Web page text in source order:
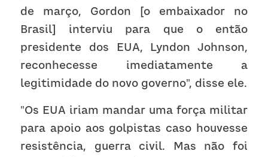
de março, Gordon [o embaixador no
Brasil] interviu para que o então
presidente dos EUA, Lyndon Johnson,
reconhecesse imediatamente a
legitimidade do novo governo", disse ele.
"Os EUA iriam mandar uma força militar
para apoio aos golpistas caso houvesse
resistência, guerra civil. Mas não foi